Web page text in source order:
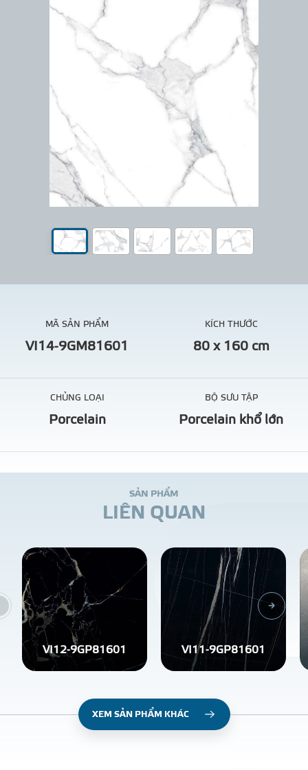
MÃ SẢN PHẨM
VI14-9GM81601
KÍCH THƯỚC
80 x 160 cm
CHỦNG LOẠI
Porcelain
BỘ SƯU TẬP
Porcelain khổ lớn
SẢN PHẨM
LIÊN QUAN
VI12-9GP81601 VI11-9GP81601
XEM SẢN PHẨM KHÁC